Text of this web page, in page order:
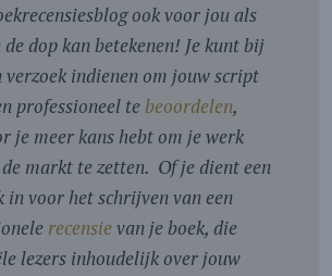
ook voor jou als
dop kan betekenen! Je kunt bij
verzoek indienen om jouw script
professioneel te beoordelen,
je meer kans hebt om je werk
markt te zetten. Of je dient een
in voor het schrijven van een
recensievan je boek, die
lezers inhoudelijk over jouw